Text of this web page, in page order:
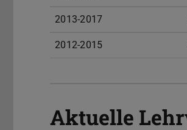
2013-2017
2012-2015
Aktuelle